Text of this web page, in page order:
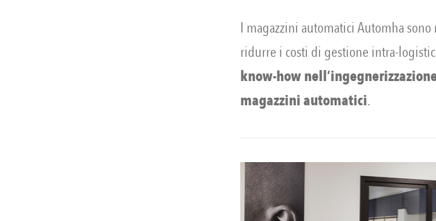
I magazzini automatici Automha
ridurre i costi di gestione intra-
know-how
magazzini automatici.